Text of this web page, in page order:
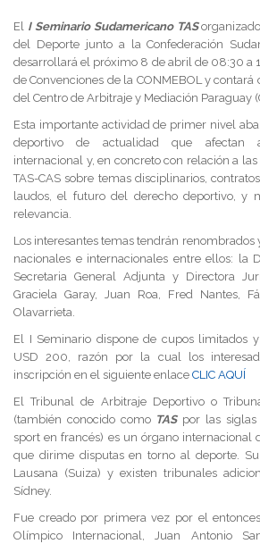
El I Seminario Sudamericano TAS
del Deporte junto a la Confederación
desarrollará el próximo 8 de abril de 08:30 a
de Convenciones de la CONMEBOL y
del Centro de Arbitraje y Mediación Paraguay
Esta importante actividad de primer nivel
deportivo de actualidad que afectan
internacional y, en concreto con relación a
TAS-CAS sobre temas disciplinarios,
laudos, el futuro del derecho deportivo, y
relevancia.
Los interesantes temas tendrán renombrados
nacionales e internacionales entre ellos: la
Secretaria General Adjunta y Directora
Graciela Garay, Juan Roa, Fred Nantes,
Olavarrieta.
El I Seminario dispone de cupos limitados
USD 200, razón por la cual los
inscripción en el siguiente enlace CLIC AQUÍ
El Tribunal de Arbitraje Deportivo o
(también conocido como TASpor las siglas
sport en francés) es un órgano internacional
que dirime disputas en torno al deporte.
Lausana (Suiza) y existen tribunales
Sídney.
Fue creado por primera vez por el
Olímpico Internacional, Juan Antonio